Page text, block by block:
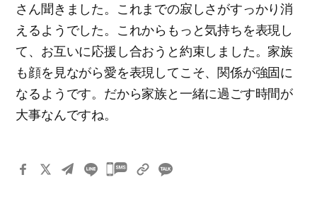
さん聞きました。これまでの寂しさがすっかり消
えるようでした。これからもっと気持ちを表現し
て、お互いに応援し合おうと約束しました。家族
も顔を見ながら愛を表現してこそ、関係が強固に
なるようです。だから家族と一緒に過ごす時間が
大事なんですね。
카